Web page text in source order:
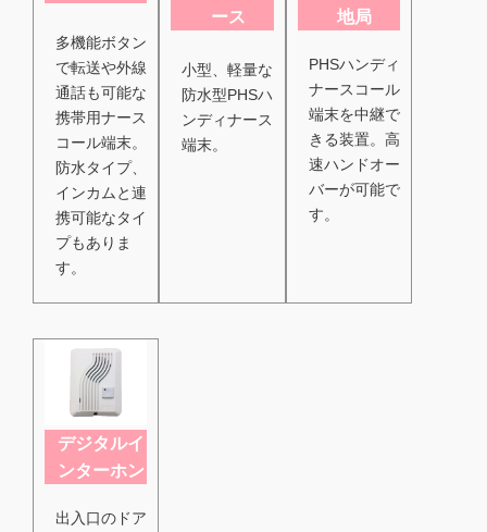
多機能ボタン
で転送や外線
通話も可能な
携帯用ナース
コール端末。
防水タイプ、
インカムと連
携可能なタイ
プもありま
す。
ース
小型、軽量な
防水型PHSハ
ンディナース
端末。
地局
PHSハンディ
ナースコール
端末を中継で
きる装置。高
速ハンドオー
バーが可能で
す。
デジタルイ
ンターホン
出入口のドア